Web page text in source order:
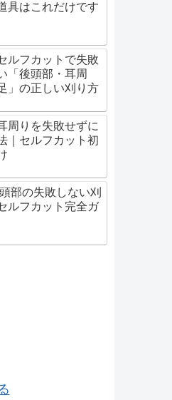
具はこれだけです
ルフカットで失敗
「後頭部・耳周
」の正しい刈り方
周りを失敗せずに
｜セルフカット初
部の失敗しない刈
ルフカット完全ガ